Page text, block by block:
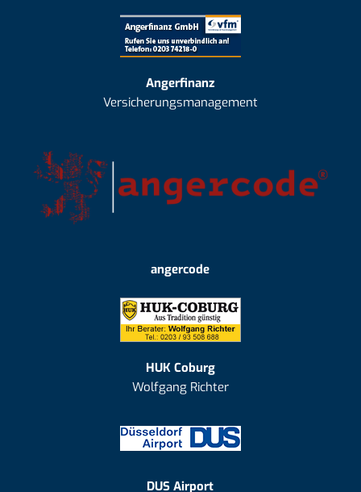
Angerfinanz
Versicherungsmanagement
angercode
HUK Coburg
Wolfgang Richter
DUS Airport